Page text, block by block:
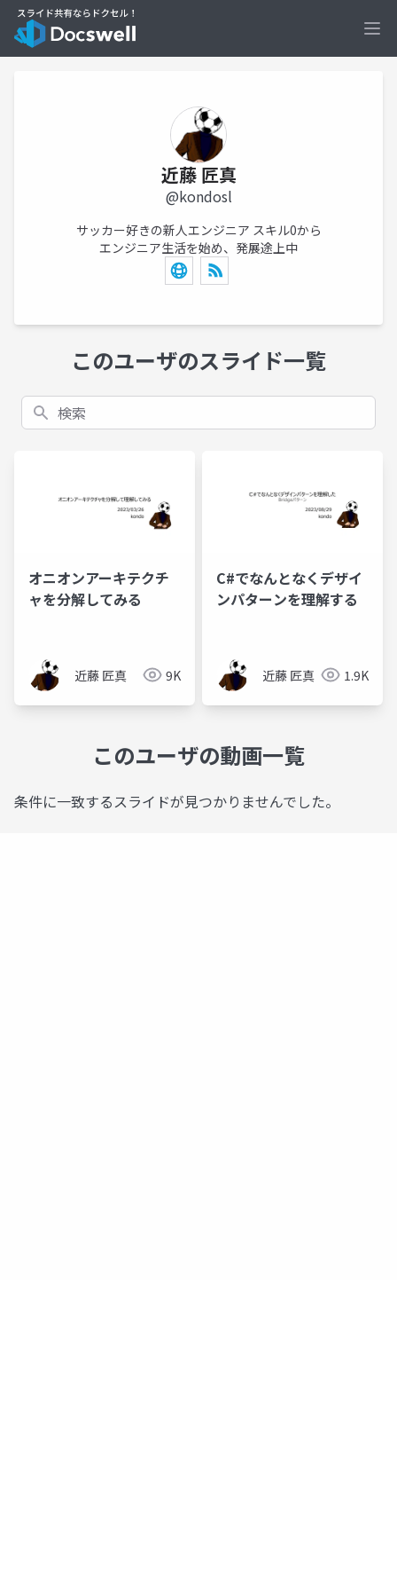
近藤 匠真
@kondosl
サッカー好きの新人エンジニア スキル0から
エンジニア生活を始め、発展途上中
このユーザのスライド一覧
検索
オニオンアーキテクチ
ャを分解してみる
近藤 匠真 9K
C#でなんとなくデザイ
ンパターンを理解する
近藤 匠真 1.9K
このユーザの動画一覧
条件に一致するスライドが見つかりませんでした。